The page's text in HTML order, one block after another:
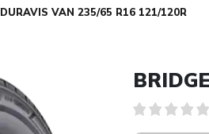
DURAVIS VAN 235/65 R16 121/120R